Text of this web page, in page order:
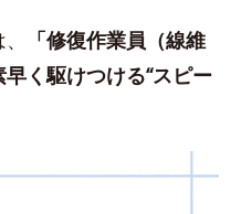
「修復作業員（線維
く駆けつける“スピー